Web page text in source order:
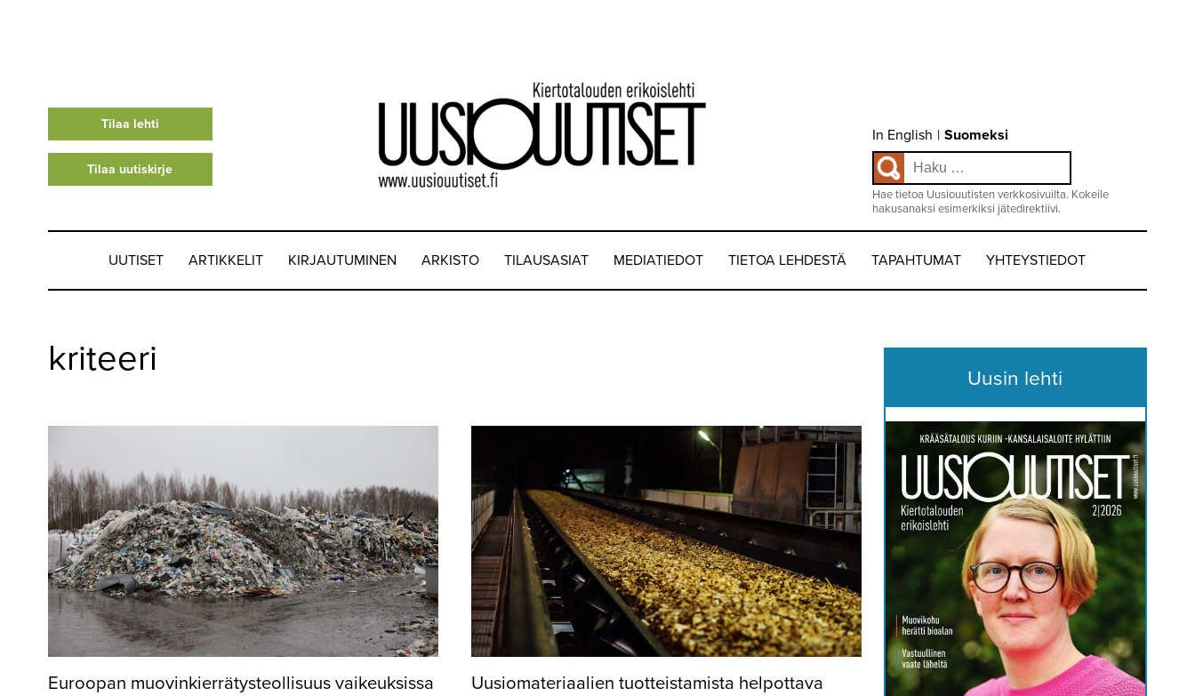
Tilaa lehti
Tilaa uutiskirje
Choose
language
Valitse
kieli:
In English | Suomeksi
Haku:
Hae tietoa Uusiouutisten verkkosivuilta. Kokeile
hakusanaksi esimerkiksi jätedirektiivi.
UUTISET ARTIKKELIT KIRJAUTUMINEN ARKISTO TILAUSASIAT MEDIATIEDOT TIETOA LEHDESTÄ TAPAHTUMAT YHTEYSTIEDOT
ARTIKKELIT
TILAUSASIAT
MEDIATIEDOT
TIETOA
LEHDESTÄ
TAPAHTUMAT
YHTEYSTIEDOT
kriteeri
Euroopan muovinkierrätysteollisuus vaikeuksissa
Uusiomateriaalien tuotteistamista helpottava
Uusin lehti